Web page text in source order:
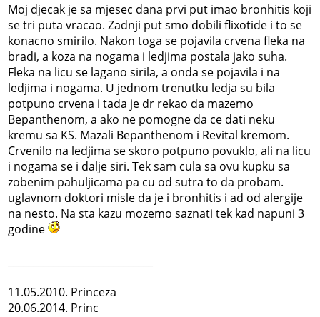
Moj djecak je sa mjesec dana prvi put imao bronhitis koji
se tri puta vracao. Zadnji put smo dobili flixotide i to se
konacno smirilo. Nakon toga se pojavila crvena fleka na
bradi, a koza na nogama i ledjima postala jako suha.
Fleka na licu se lagano sirila, a onda se pojavila i na
ledjima i nogama. U jednom trenutku ledja su bila
potpuno crvena i tada je dr rekao da mazemo
Bepanthenom, a ako ne pomogne da ce dati neku
kremu sa KS. Mazali Bepanthenom i Revital kremom.
Crvenilo na ledjima se skoro potpuno povuklo, ali na licu
i nogama se i dalje siri. Tek sam cula sa ovu kupku sa
zobenim pahuljicama pa cu od sutra to da probam.
uglavnom doktori misle da je i bronhitis i ad od alergije
na nesto. Na sta kazu mozemo saznati tek kad napuni 3
godine
11.05.2010. Princeza
20.06.2014. Princ